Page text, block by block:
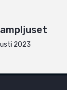
2023